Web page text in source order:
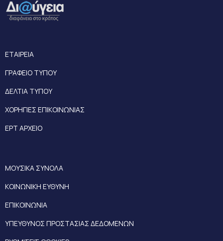
ΕΤΑΙΡΕΙΑ
ΓΡΑΦΕΙΟ ΤΥΠΟΥ
ΔΕΛΤΙΑ ΤΥΠΟΥ
ΧΟΡΗΓΙΕΣ ΕΠΙΚΟΙΝΩΝΙΑΣ
ΕΡΤ ΑΡΧΕΙΟ
ΜΟΥΣΙΚΑ ΣΥΝΟΛΑ
ΚΟΙΝΩΝΙΚΗ ΕΥΘΥΝΗ
ΕΠΙΚΟΙΝΩΝΙΑ
ΥΠΕΥΘΥΝΟΣ ΠΡΟΣΤΑΣΙΑΣ ΔΕΔΟΜΕΝΩΝ